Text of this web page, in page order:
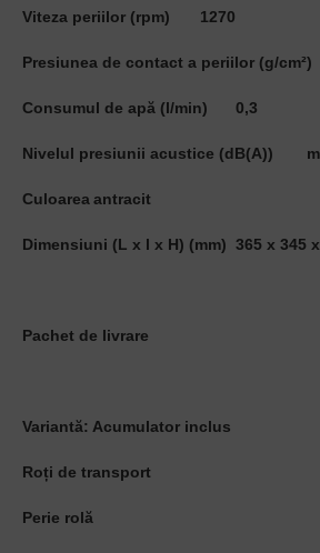
Viteza periilor (rpm) 1270
Presiunea de contact a periilor (g/cm²)
Consumul de apă (l/min) 0,3
Nivelul presiunii acustice (dB(A))
Culoarea antracit
Dimensiuni (L x l x H) (mm) 365 x 345
Pachet de livrare
Variantă: Acumulator inclus
Roți de transport
Perie rolă